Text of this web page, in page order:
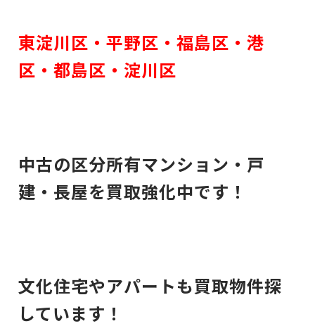
東淀川区・ 平野区・ 福島区・ 港
区・ 都島区・ 淀川区
中古の区分所有マンション・戸
建・長屋を買取強化中です！
文化住宅やアパートも買取物件探
しています！